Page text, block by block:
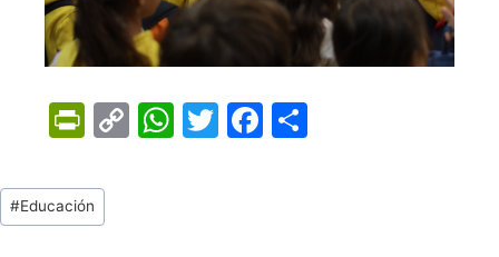
Pr
tF
ri
C
W T
F
Tags
de
#Educación